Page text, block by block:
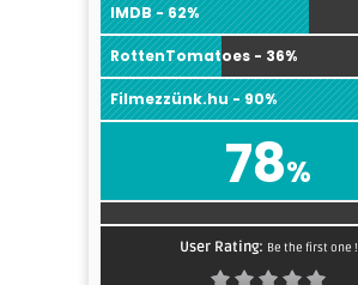
IMDB - 62%
RottenTomatoes - 36%
Filmezzünk.hu - 90%
78%
User Rating: Be the first one !